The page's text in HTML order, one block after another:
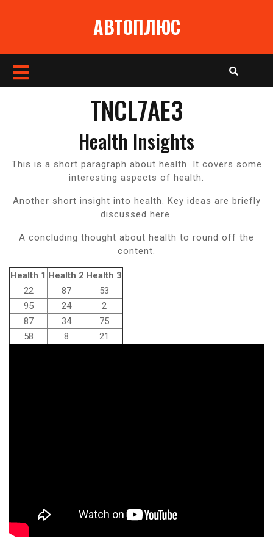
АВТОПЛЮС
Кнопка
TNCL7AE3
Health Insights
This is a short paragraph about health. It covers some
interesting aspects of health.
Another short insight into health. Key ideas are briefly
discussed here.
A concluding thought about health to round off the
content.
Health 1 Health 2 Health 3
22
87
53
95
24
2
87
34
75
58
8 21